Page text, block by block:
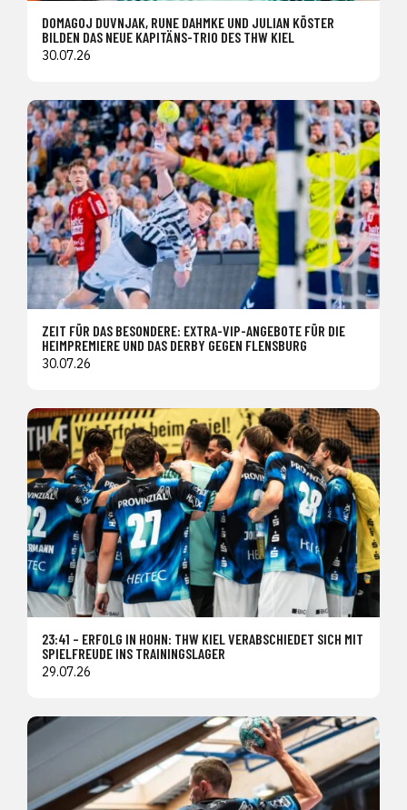
DOMAGOJ DUVNJAK, RUNE DAHMKE UND JULIAN KÖSTER
BILDEN DAS NEUE KAPITÄNS-TRIO DES THW KIEL
30.07.26
ZEIT FÜR DAS BESONDERE: EXTRA-VIP-ANGEBOTE FÜR DIE
HEIMPREMIERE UND DAS DERBY GEGEN FLENSBURG
30.07.26
23:41 – ERFOLG IN HOHN: THW KIEL VERABSCHIEDET SICH MIT
SPIELFREUDE INS TRAININGSLAGER
29.07.26